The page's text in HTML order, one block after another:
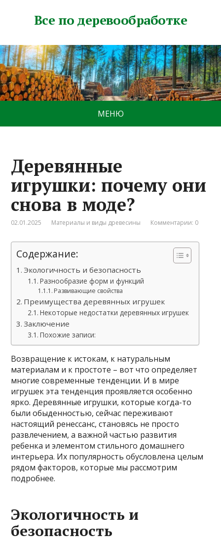
Все по деревообработке
МЕНЮ
Деревянные
игрушки: почему они
снова в моде?
02.01.2025 Материалы и виды древесины Комментарии: 0
Содержание:
Экологичность и безопасность
Разнообразие форм и функций
Развивающие свойства
Преимущества деревянных игрушек
Некоторые недостатки деревянных игрушек
Заключение
Похожие записи:
Возвращение к истокам, к натуральным
материалам и к простоте – вот что определяет
многие современные тенденции. И в мире
игрушек эта тенденция проявляется особенно
ярко. Деревянные игрушки, которые когда-то
были обыденностью, сейчас переживают
настоящий ренессанс, становясь не просто
развлечением, а важной частью развития
ребенка и элементом стильного домашнего
интерьера. Их популярность обусловлена целым
рядом факторов, которые мы рассмотрим
подробнее.
Экологичность и
безопасность